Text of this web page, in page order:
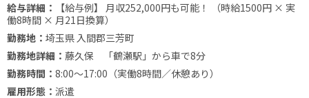
給与詳細：
【給与例】 月収252,000円も可能！ （時給1500円 × 実
働8時間 × 月21日換算）
勤務地： 埼玉県 入間郡三芳町
勤務地詳細： 藤久保 「鶴瀬駅」から車で8分
勤務時間： 8:00～17:00（実働8時間／休憩あり）
雇用形態： 派遣